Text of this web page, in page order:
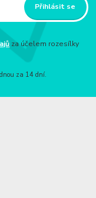
Přihlásit se
za účelem rozesílky
za 14 dní.